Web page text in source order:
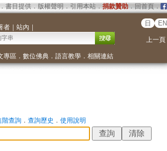
． 書目提供． 版權聲明 ． 引用本站． 捐款贊助．回首頁．
者｜ 站內 ｜
日 EN
上一頁
專區 ． 數位佛典． 語言教學． 相關連結
階查詢． 查詢歷史 ． 使用說明